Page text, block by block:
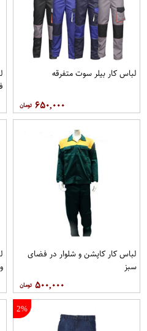
لباس کار بیلر سوت متفرقه
۶۵۰,۰۰۰
لباس کار کاپشن و شلوار در فضای
سبز
۵۰۰,۰۰۰
2%